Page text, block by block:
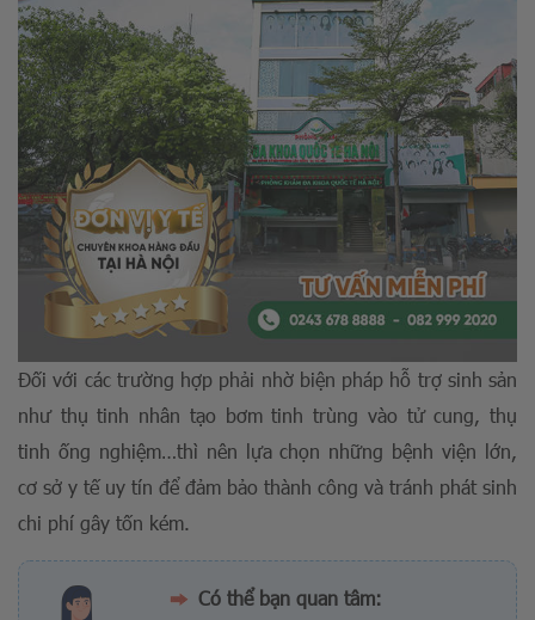
Đối với các trường hợp phải nhờ biện pháp hỗ trợ sinh sản
như thụ tinh nhân tạo bơm tinh trùng vào tử cung, thụ
tinh ống nghiệm…thì nên lựa chọn những bệnh viện lớn,
cơ sở y tế uy tín để đảm bảo thành công và tránh phát sinh
chi phí gây tốn kém.
Có thể bạn quan tâm: